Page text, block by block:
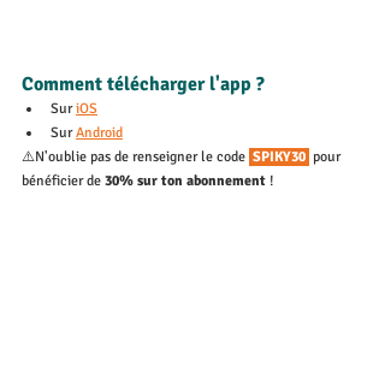
Comment télécharger l'app ?
Sur iOS
Sur Android
⚠️N'oublie pas de renseigner le code SPIKY30 pour
bénéficier de 30% sur ton abonnement !